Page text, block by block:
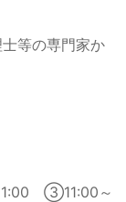
等の専門家か
③11:00～